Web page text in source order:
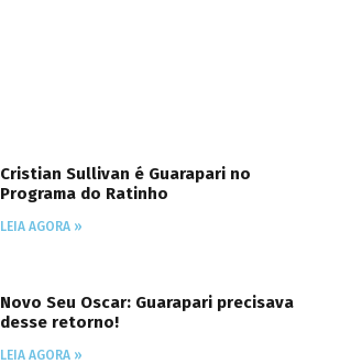
Cristian Sullivan é Guarapari no
Programa do Ratinho
LEIA AGORA »
Novo Seu Oscar: Guarapari precisava
desse retorno!
LEIA AGORA »